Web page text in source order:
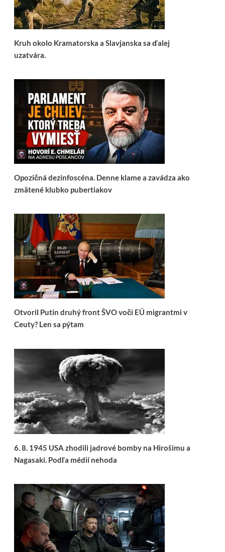
Kruh okolo Kramatorska a Slavjanska sa ďalej
uzatvára.
Opozičná dezinfoscéna. Denne klame a zavádza ako
zmätené klubko pubertiakov
Otvoril Putin druhý front ŠVO voči EÚ migrantmi v
Ceuty? Len sa pýtam
6. 8. 1945 USA zhodili jadrové bomby na Hirošimu a
Nagasaki. Podľa médií nehoda